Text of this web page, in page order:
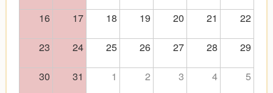
16
17 18 19 20 21
22
23
24 25 26 27 28
29
30
31 1 2 3 4 5